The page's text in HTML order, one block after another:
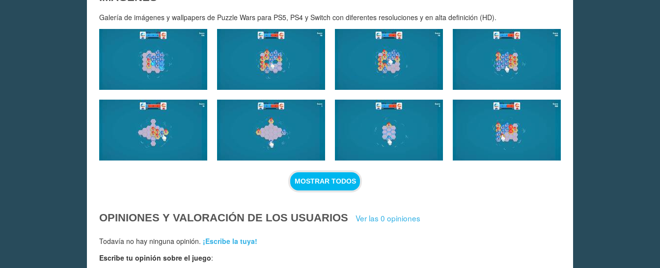
Galería de imágenes y wallpapers de Puzzle Wars para PS5, PS4 y Switch con diferentes resoluciones y en alta definición (HD).
MOSTRAR TODOS
OPINIONES Y VALORACIÓN DE LOS USUARIOS Ver las 0 opiniones
Todavía no hay ninguna opinión. ¡Escribe la tuya!
Escribe tu opinión sobre el juego: